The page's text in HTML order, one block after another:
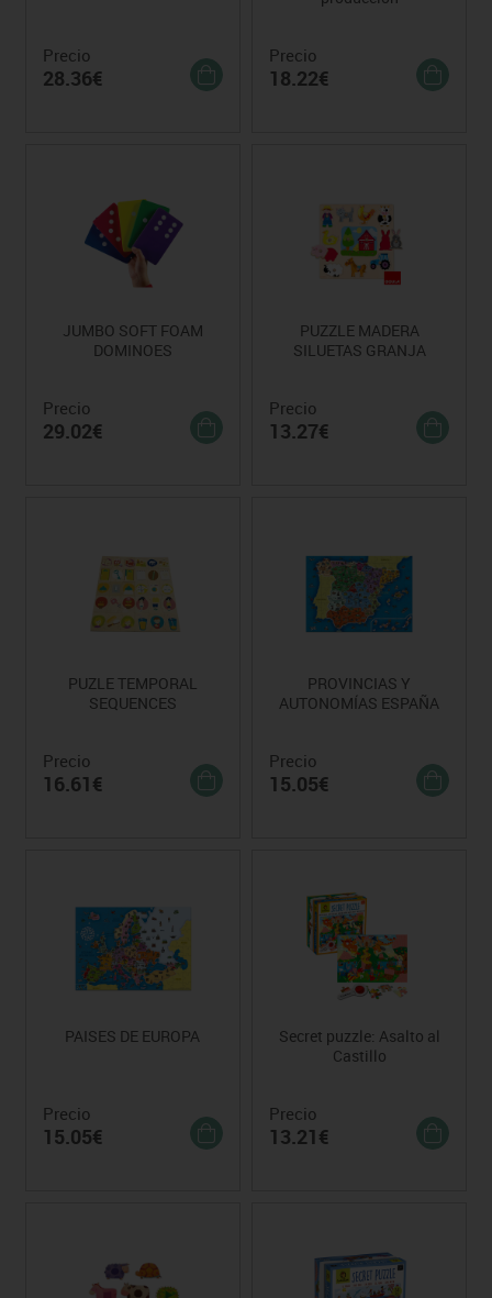
Precio
28.36€
Precio
18.22€
JUMBO SOFT FOAM
DOMINOES
Precio
29.02€
PUZZLE MADERA
SILUETAS GRANJA
Precio
13.27€
PUZLE TEMPORAL
SEQUENCES
Precio
16.61€
PROVINCIAS Y
AUTONOMÍAS ESPAÑA
Precio
15.05€
PAISES DE EUROPA
Precio
15.05€
Secret puzzle: Asalto al
Castillo
Precio
13.21€